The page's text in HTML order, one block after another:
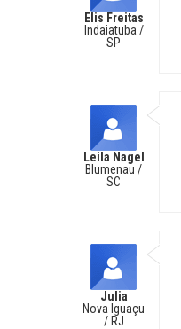
Elis Freitas
Indaiatuba /
SP
Leila Nagel
Blumenau /
SC
Julia
Nova Iguaçu
/ RJ